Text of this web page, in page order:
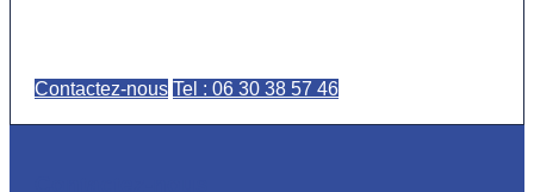
Contactez-nous Tel : 06 30 38 57 46